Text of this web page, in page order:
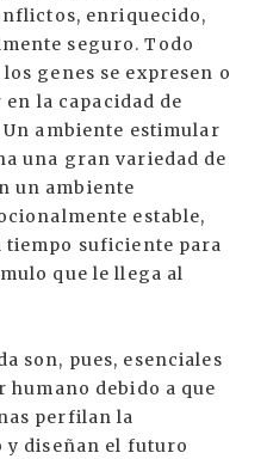
enriquecido,
seguro. Todo
genes se expresen o
la capacidad de
ambiente estimular
una gran variedad de
un ambiente
estable,
tiempo suficiente para
que le llega al
son, pues, esenciales
humano debido a que
perfilan la
diseñan el futuro